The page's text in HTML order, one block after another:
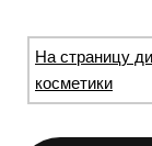
На страницу
косметики